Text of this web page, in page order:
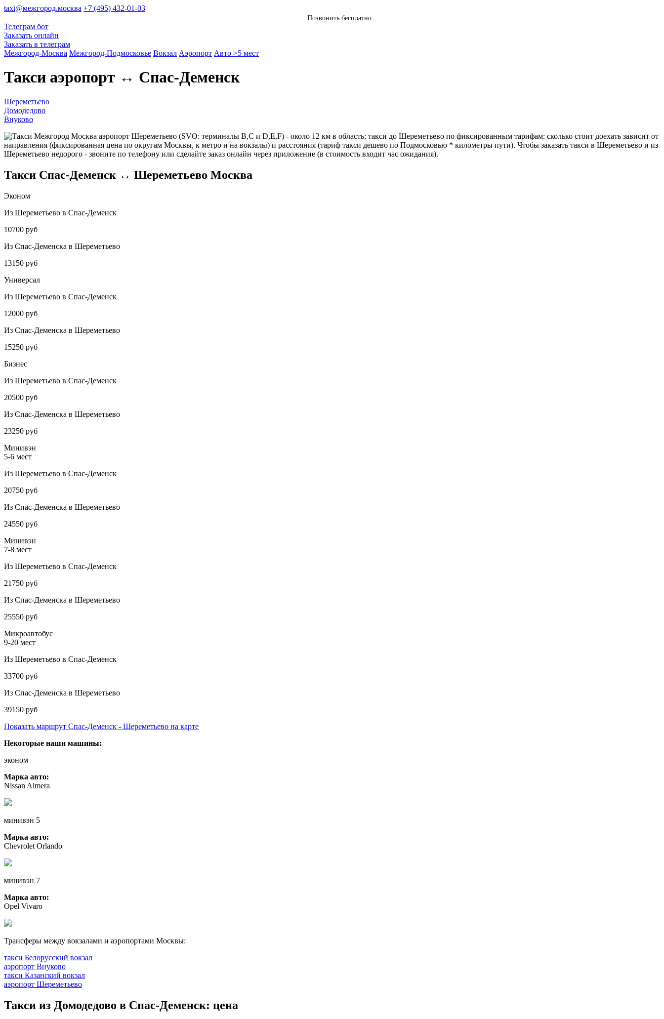
taxi@межгород.москва +7 (495) 432-01-03
Позвонить бесплатно
Телеграм бот
Заказать онлайн
Заказать в телеграм
Межгород-Москва Межгород-Подмосковье Вокзал Аэропорт Авто >5 мест
Такси аэропорт ↔ Спас-Деменск
Шереметьево
Домодедово
Внуково
аэропорт Шереметьево (SVO: терминалы B,C и D,E,F) - около 12 км в область; такси до Шереметьево по фиксированным тарифам: сколько стоит доехать зависит от
направления (фиксированная цена по округам Москвы, к метро и на вокзалы) и расстояния (тариф такси дешево по Подмосковью * километры пути). Чтобы заказать такси в Шереметьево и из
Шереметьево недорого - звоните по телефону или сделайте заказ онлайн через приложение (в стоимость входит час ожидания).
Такси Спас-Деменск ↔ Шереметьево Москва
Эконом
Из Шереметьево в Спас-Деменск
10700 руб
Из Спас-Деменска в Шереметьево
13150 руб
Универсал
Из Шереметьево в Спас-Деменск
12000 руб
Из Спас-Деменска в Шереметьево
15250 руб
Бизнес
Из Шереметьево в Спас-Деменск
20500 руб
Из Спас-Деменска в Шереметьево
23250 руб
Минивэн
5-6 мест
Из Шереметьево в Спас-Деменск
20750 руб
Из Спас-Деменска в Шереметьево
24550 руб
Минивэн
7-8 мест
Из Шереметьево в Спас-Деменск
21750 руб
Из Спас-Деменска в Шереметьево
25550 руб
Микроавтобус
9-20 мест
Из Шереметьево в Спас-Деменск
33700 руб
Из Спас-Деменска в Шереметьево
39150 руб
Показать маршрут Спас-Деменск - Шереметьево на карте
Некоторые наши машины:
эконом
Марка авто:
Nissan Almera
минивэн 5
Марка авто:
Chevrolet Orlando
минивэн 7
Марка авто:
Opel Vivaro
Трансферы между вокзалами и аэропортами Москвы:
такси Белорусский вокзал
аэропорт Внуково
такси Казанский вокзал
аэропорт Шереметьево
Такси из Домодедово в Спас-Деменск: цена